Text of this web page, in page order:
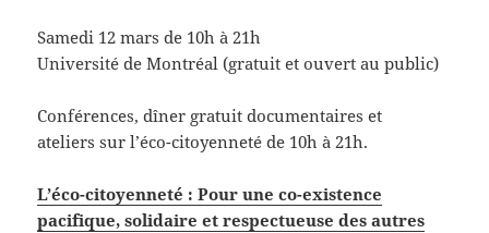
Samedi 12 mars de 10h à 21h
Université de Montréal (gratuit et ouvert au public)
Conférences, dîner gratuit documentaires et
ateliers sur l’éco-citoyenneté de 10h à 21h.
L’éco-citoyenneté : Pour une co-existence
pacifique, solidaire et respectueuse des autres